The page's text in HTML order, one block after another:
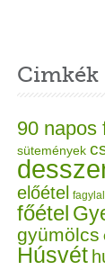
Cimkék
90 napos
sütemények
előétel
főétel
gyümölcs
Húsvét